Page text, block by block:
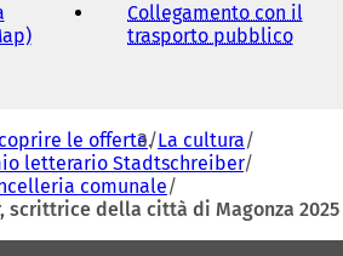
(
p
r
e
i
n
u
Collegamento con il
trasporto pubblico(
n
u
le offerte La cultura
letterario Stadtschreiber
comunale
scrittrice della città di Magonza 2025